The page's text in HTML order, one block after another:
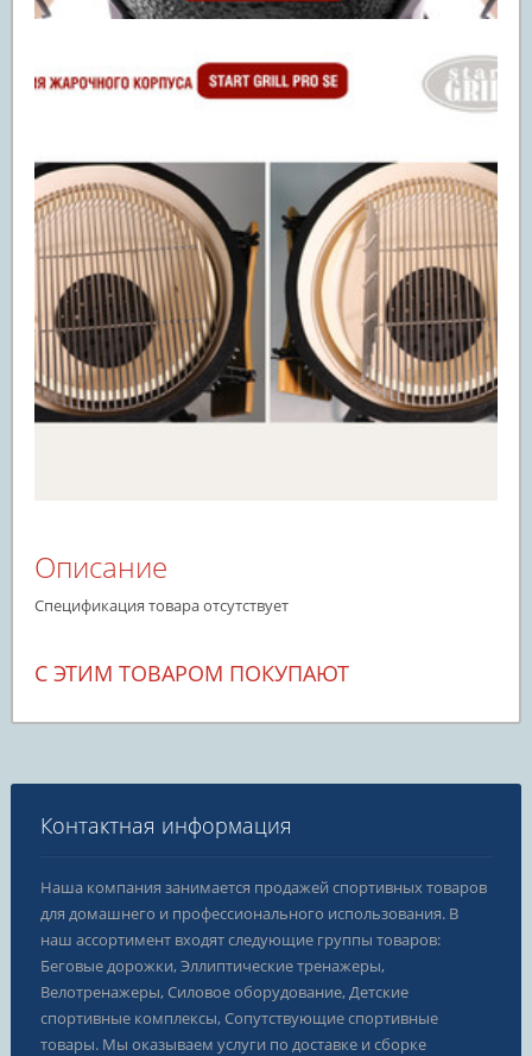
Описание
Спецификация товара отсутствует
С ЭТИМ ТОВАРОМ ПОКУПАЮТ
Контактная информация
Наша компания занимается продажей спортивных товаров
для домашнего и профессионального использования. В
наш ассортимент входят следующие группы товаров:
Беговые дорожки, Эллиптические тренажеры,
Велотренажеры, Силовое оборудование, Детские
спортивные комплексы, Сопутствующие спортивные
товары. Мы оказываем услуги по доставке и сборке